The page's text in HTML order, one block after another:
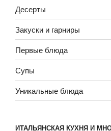
Десерты
Закуски и гарниры
Первые блюда
Супы
Уникальные блюда
ИТАЛЬЯНСКАЯ КУХНЯ И